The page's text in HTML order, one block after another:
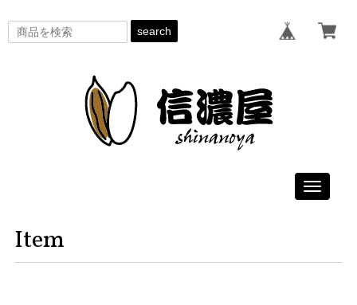
search
Toggle
Item